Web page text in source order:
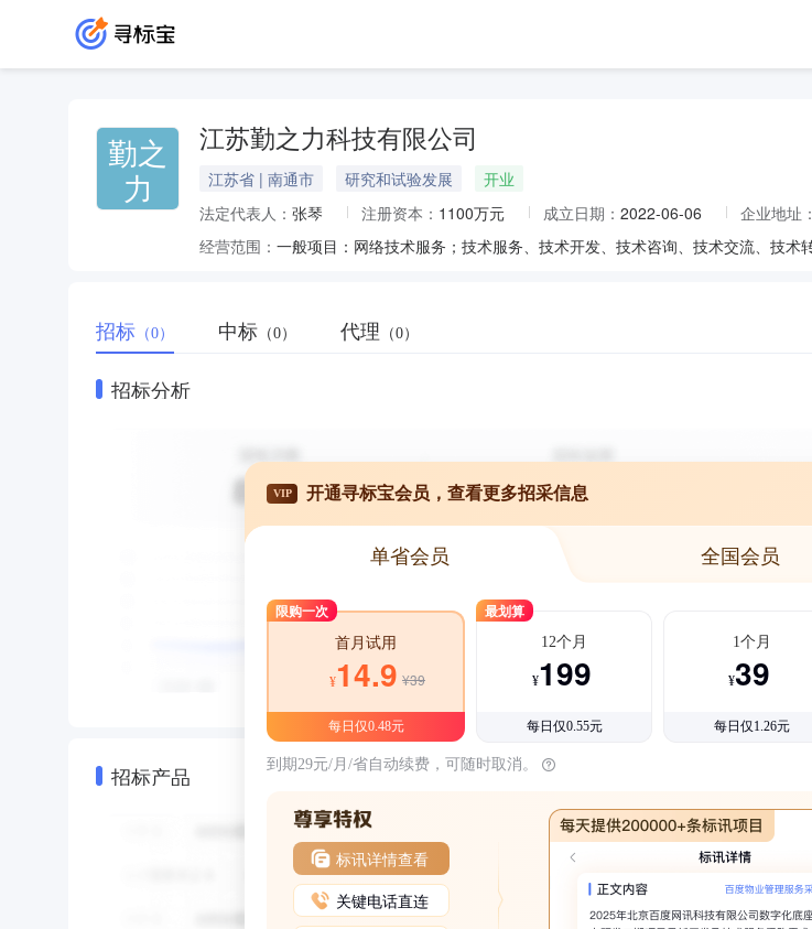
勤之
力
江苏勤之力科技有限公司
江苏省 | 南通市 研究和试验发展
开业
法定代表人： 张琴 注册资本： 1100万元 成立日期： 2022-06-06 企业地址：
经营范围：
招标 （0） 中标 （0） 代理 （0）
招标分析
招标产品
VIP 开通寻标宝会员，查看更多招采信息
单省会员 全国会员
限购一次
首月试用
¥14.9 ¥39
每日仅0.48元
最划算
12个月
¥199
每日仅0.55元
1个月
¥39
每日仅1.26元
到期29元/月/省自动续费，可随时取消。
标讯详情查看
关键电话直连